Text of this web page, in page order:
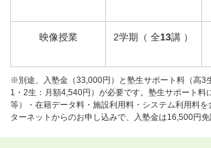
映像授業 2学期（ 全13講 ）
※別途、入塾金（33,000円）と塾生サポート料（高3
1・2生：月額4,540円）が必要です。塾生サポート料
等）・在籍データ料・施設利用料・システム利用料
ターネットからのお申し込みで、入塾金は16,500円免